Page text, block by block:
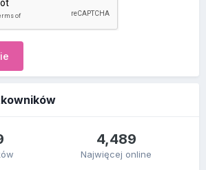
4,489
Najwięcej online